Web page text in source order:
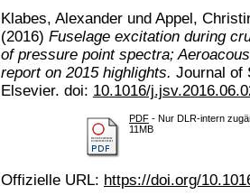
Klabes, Alexander und Appel,
(2016) Fuselage excitation during
of pressure point spectra;
report on 2015 highlights. Journal of
Elsevier. doi: 10.1016/
PDF - Nur DLR-intern
11MB
Offizielle URL: https://doi.org/